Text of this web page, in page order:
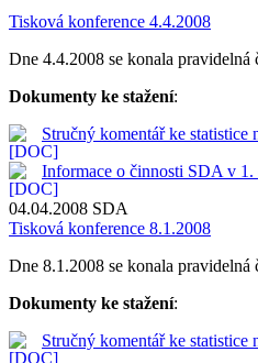
Tisková konference 4.4.2008
Dne 4.4.2008 se konala
Dokumenty ke stažení:
Stručný komentář ke
Informace o činnosti SDA v
04.04.2008 SDA
Tisková konference 8.1.2008
Dne 8.1.2008 se konala
Dokumenty ke stažení:
Stručný komentář ke